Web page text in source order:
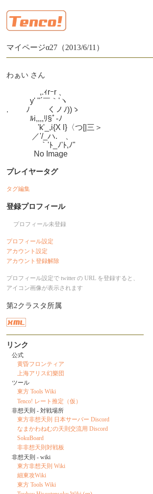
マイページα27（2013/6/11）
わぁい さん
,.ｨrｰr 、
y' "´￣｀'ヽ
.　　 ﾉ　　 くノﾉ))ゝ
ﾙi,,,,ﾘ§ﾟ-ﾉ
'k'_,i{X l}〈つ[|三＞
／'/_ハ.ゝ、
｀'ﾄ_ﾉ'ﾄ,ﾉ"
No Image
プレイヤータグ
タグ編集
登録プロフィール
プロフィール未登録
プロフィール設定
アカウント設定
アカウント登録解除
プロフィール設定で twitter の URL を登録すると、
アイコン画像が表示されます
第2クラスタ所属
リンク
公式
黄昏フロンティア
上海アリス幻樂団
ツール
東方 Tools Wiki
Tenco! レート推定（仮）
非想天則 - 対戦場所
東方非想天則 日本サーバー Discord
なまかわねむの天則交流用 Discord
SokuBoard
非非想天則対戦板
非想天則 - wiki
東方非想天則 Wiki
細東攻Wiki
東方 Tools Wiki